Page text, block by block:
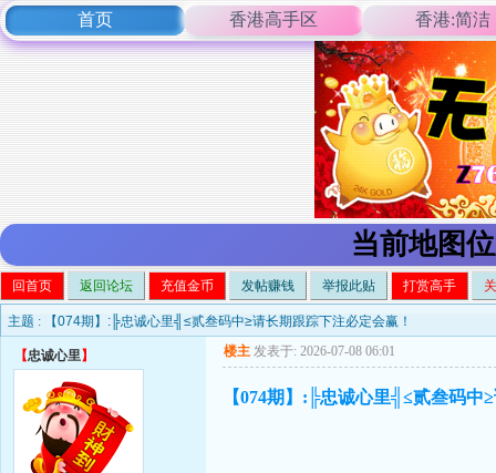
首页 香港高手区 香港:简洁
当前地图
回首页 返回论坛 充值金币 发帖赚钱 举报此贴 打赏高手
主题 : 【074期】:╠忠诚心里╣≤贰叁码中≥请长期跟踪下注必定会赢！
【忠诚心里】 楼主 发表于: 2026-07-08 06:01
【074期】:╠忠诚心里╣≤贰叁码中